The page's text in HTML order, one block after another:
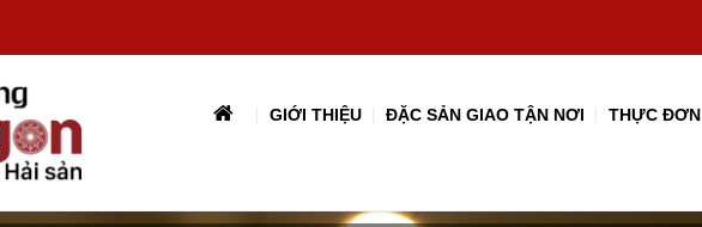
GIỚI THIỆU ĐẶC SẢN GIAO TẬN NƠI THỰC ĐƠN